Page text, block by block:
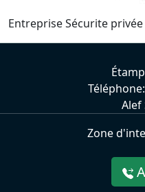
Entreprise Sécurite
Alef
Zone